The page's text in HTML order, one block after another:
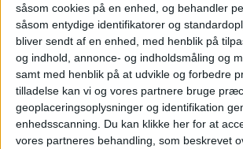
såsom cookies på en enhed, og behandler
såsom entydige identifikatorer og
bliver sendt af en enhed, med henblik på
og indhold, annonce- og indholdsmåling og
samt med henblik på at udvikle og forbedre
tilladelse kan vi og vores partnere bruge
geoplaceringsoplysninger og identifikation
enhedsscanning. Du kan klikke her for at
vores partneres behandling, som beskrevet
Fakta: Samlet antal rejsende til
Midtjylland Karup Airport
I perioden 1. april til 30. juni
1.424 passagerer til og fra
Karup Airport.